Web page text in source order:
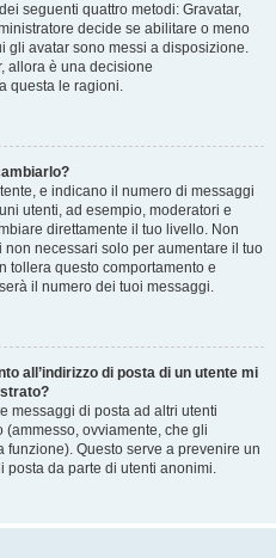
seguenti quattro metodi: Gravatar,
decide se abilitare o meno
gli avatar sono messi a disposizione.
allora è una decisione
questa le ragioni.
e indicano il numero di messaggi
utenti, ad esempio, moderatori e
direttamente il tuo livello. Non
necessari solo per aumentare il tuo
tollera questo comportamento e
il numero dei tuoi messaggi.
all’indirizzo di posta di un utente mi
messaggi di posta ad altri utenti
ovviamente, che gli
Questo serve a prevenire un
posta da parte di utenti anonimi.